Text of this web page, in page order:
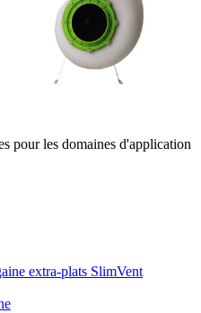
pour les domaines d'application
extra-plats SlimVent